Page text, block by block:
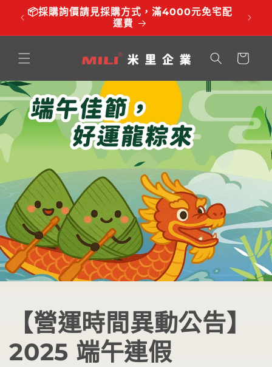
跳至內
容
📦採購詢價請見採購方式，滿4000元免宅配
運費
⏰服
物
【營運時間異動公告】
2025 端午連假